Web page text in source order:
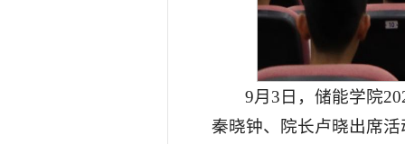
9月3日，储能学院
秦晓钟、院长卢晓出席